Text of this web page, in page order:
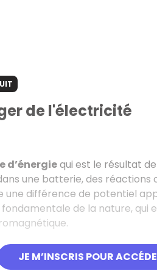
JE M’INSCRIS POUR
de l'électricité
d’énergiequi est le résultat
une batterie, des
une différence de potentiel
de la nature, qui